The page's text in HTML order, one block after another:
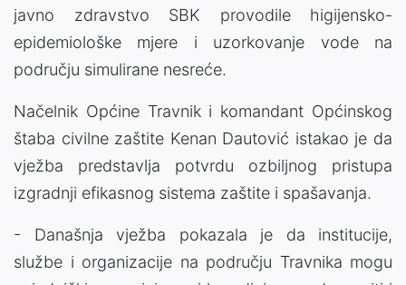
javno zdravstvo SBK provodile higijensko-
epidemiološke mjere i uzorkovanje vode na
području simulirane nesreće.
Načelnik Općine Travnik i komandant Općinskog
štaba civilne zaštite Kenan Dautović istakao je da
vježba predstavlja potvrdu ozbiljnog pristupa
izgradnji efikasnog sistema zaštite i spašavanja.
- Današnja vježba pokazala je da institucije,
službe i organizacije na području Travnika mogu